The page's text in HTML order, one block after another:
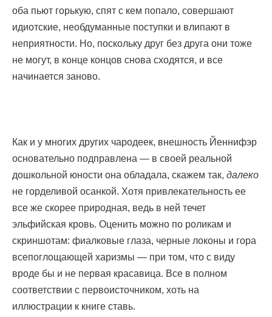
оба пьют горькую, спят с кем попало, совершают
идиотские, необдуманные поступки и влипают в
неприятности. Но, поскольку друг без друга они тоже
не могут, в конце концов снова сходятся, и все
начинается заново.
Как и у многих других чародеек, внешность Йеннифэр
основательно подправлена — в своей реальной
дошкольной юности она обладала, скажем так, далеко
не горделивой осанкой. Хотя привлекательность ее
все же скорее природная, ведь в ней течет
эльфийская кровь. Оценить можно по роликам и
скриншотам: фиалковые глаза, черные локоны и гора
всепоглощающей харизмы — при том, что с виду
вроде бы и не первая красавица. Все в полном
соответствии с первоисточником, хоть на
иллюстрации к книге ставь.